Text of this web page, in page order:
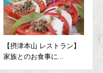
【摂津本山 レストラン】
家族とのお食事に...